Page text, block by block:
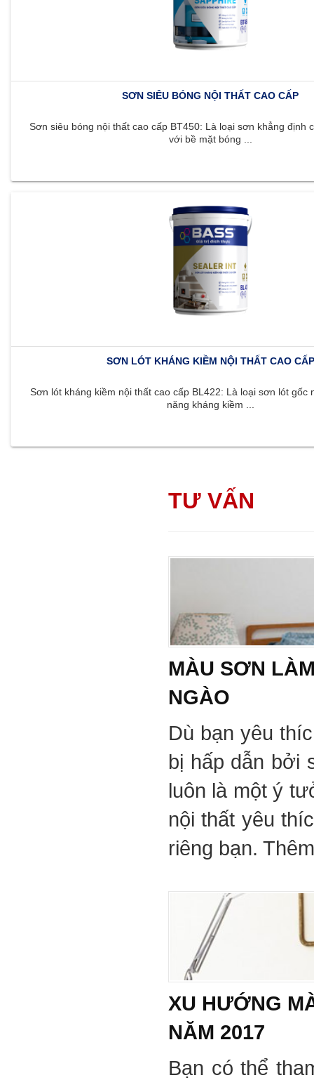
SƠN SIÊU BÓNG NỘI THẤT CAO CẤP
Sơn siêu bóng nội thất cao cấp BT450: Là loại sơn khẳng định
với bề mặt bóng ...
SƠN LÓT KHÁNG KIỀM NỘI THẤT CAO CẤP
Sơn lót kháng kiềm nội thất cao cấp BL422: Là loại sơn lót gốc
năng kháng kiềm ...
TƯ VẤN
MÀU SƠN
NGÀO
Dù bạn yêu
bị hấp dẫn bởi
luôn là một ý
nội thất yêu
riêng bạn.
XU HƯỚNG
NĂM 2017
Bạn có thể